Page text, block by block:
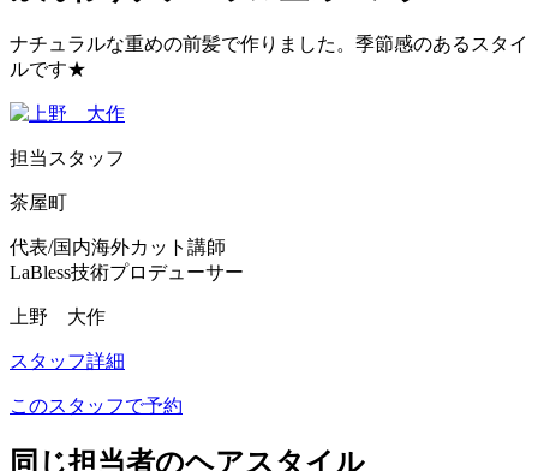
ナチュラルな重めの前髪で作りました。季節感のあるスタイ
ルです★
担当スタッフ
茶屋町
代表/国内海外カット講師
LaBless技術プロデューサー
上野 大作
スタッフ詳細
このスタッフで予約
同じ担当者のヘアスタイル